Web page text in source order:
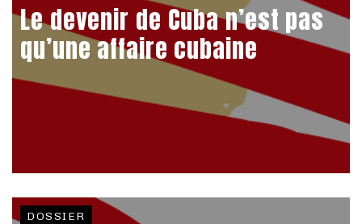
Le devenir de Cuba n’est pas
qu’une affaire cubaine
DOSSIER